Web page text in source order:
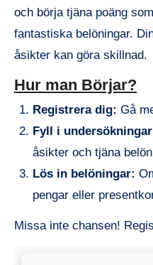
och börja tjäna poäng
fantastiska belöningar.
åsikter kan göra skillnad.
Hur man Börjar?
Registrera dig: Gå
Fyll i
åsikter och tjäna
Lös in belöningar:
pengar eller
Missa inte chansen!